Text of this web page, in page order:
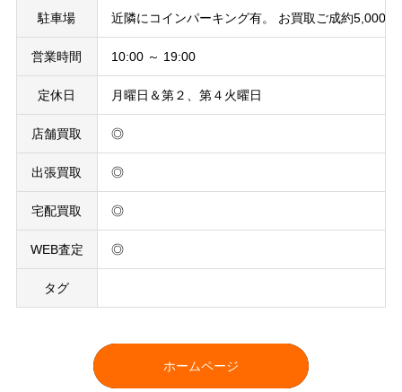
駐車場 近隣にコインパーキング有。 お買取ご成約5,000
営業時間 10:00 ～ 19:00
定休日 月曜日＆第２、第４火曜日
店舗買取 ◎
出張買取 ◎
宅配買取 ◎
WEB査定 ◎
タグ
ホームページ